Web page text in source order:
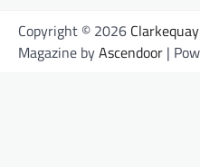
Copyright © 2026 Clarkequay
Magazine byAscendoor |